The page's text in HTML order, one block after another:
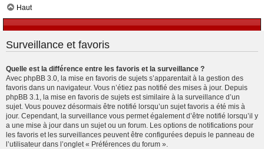
Haut
Surveillance et favoris
Quelle est la différence entre les favoris et la surveillance ?
Avec phpBB 3.0, la mise en favoris de sujets s’apparentait à la gestion des
favoris dans un navigateur. Vous n’étiez pas notifié des mises à jour. Depuis
phpBB 3.1, la mise en favoris de sujets est similaire à la surveillance d’un
sujet. Vous pouvez désormais être notifié lorsqu’un sujet favoris a été mis à
jour. Cependant, la surveillance vous permet également d’être notifié lorsqu’il y
a une mise à jour dans un sujet ou un forum. Les options de notifications pour
les favoris et les surveillances peuvent être configurées depuis le panneau de
l’utilisateur dans l’onglet « Préférences du forum ».